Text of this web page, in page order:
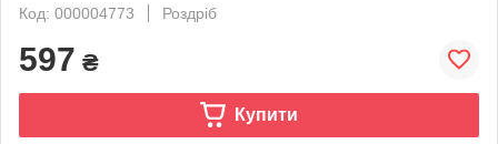
Код: 000004773
Роздріб
597 ₴
Купити